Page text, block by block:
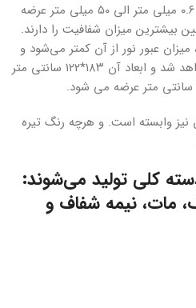
در ضخامت ۰.۶ میلی متر الی ۵۰ میلی متر عرضه
میزان شفافیت را دارند.
عبور نور از آن کمتر می‌شود و
شفافیت ورق پلکسی نیز کم خواهد شد و ابعاد آن ۱۸۳*۱۲۲ سانتی متر
وابسته است. و هرچه رنگ تیره
کلی تولید می‌شوند:
مات، نیمه شفاف و